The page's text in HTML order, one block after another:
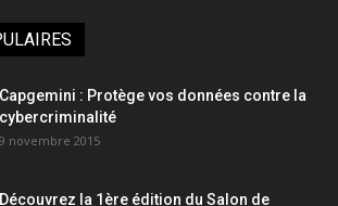
Capgemini : Protège vos données contre la
cybercriminalité
9 novembre 2015
Découvrez la 1ère édition du Salon de